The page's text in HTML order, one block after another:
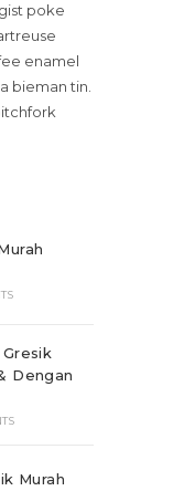
poke
enamel
bieman tin.
Dengan
Murah